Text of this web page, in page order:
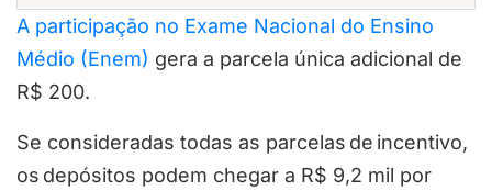
A participação no Exame Nacional do Ensino
Médio (Enem) gera a parcela única adicional de
R$ 200.
Se consideradas todas as parcelas de incentivo,
os depósitos podem chegar a R$ 9,2 mil por